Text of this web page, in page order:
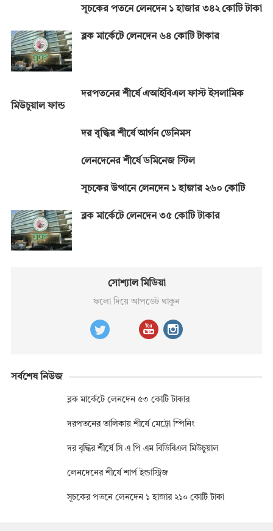
সূচকের পতনে লেনদেন ১ হাজার ৩৪২ কোটি টাকা
ব্লক মার্কেটে লেনদেন ৬৪ কোটি টাকার
দরপতনের শীর্ষে এআইবিএল ফাস্ট ইসলামিক
মিউচুয়াল ফান্ড
দর বৃদ্ধির শীর্ষে আর্গন ডেনিমস
লেনদেনের শীর্ষে ডমিনেজ স্টিল
সূচকের উত্থানে লেনদেন ১ হাজার ২৬০ কোটি
ব্লক মার্কেটে লেনদেন ৩৫ কোটি টাকার
সোশ্যাল মিডিয়া
ফলো দিয়ে আপডেট থাকুন
সর্বশেষ নিউজ
ব্লক মার্কেটে লেনদেন ৫৩ কোটি টাকার
দরপতনের তালিকায় শীর্ষে মেট্রো স্পিনিং
দর বৃদ্ধির শীর্ষে সি এ পি এম বিডিবিএল মিউচুয়াল
লেনদেনের শীর্ষে শার্প ইন্ডাস্ট্রিজ
সূচকের পতনে লেনদেন ১ হাজার ২১০ কোটি টাকা